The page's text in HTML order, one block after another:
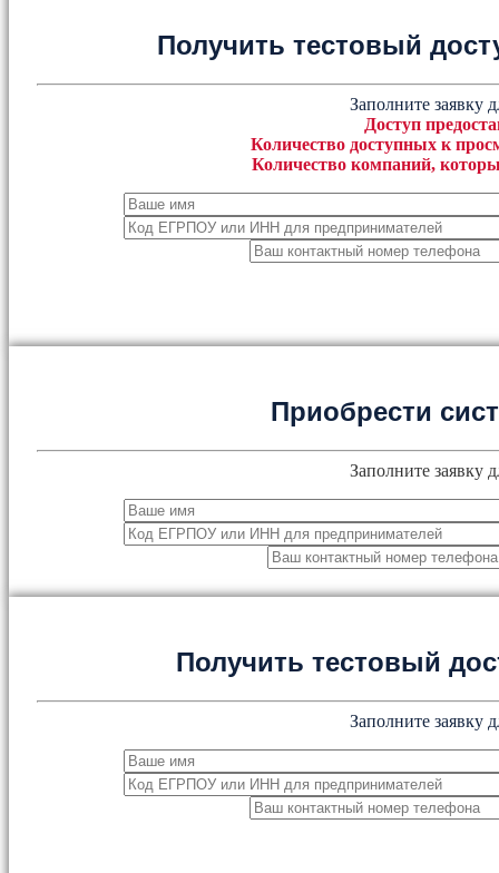
Получить тестовый
Заполните заявку
Доступ
Количество доступных к
Количество компаний,
Приобрести
Заполните заявку
Получить тестовый
Заполните заявку